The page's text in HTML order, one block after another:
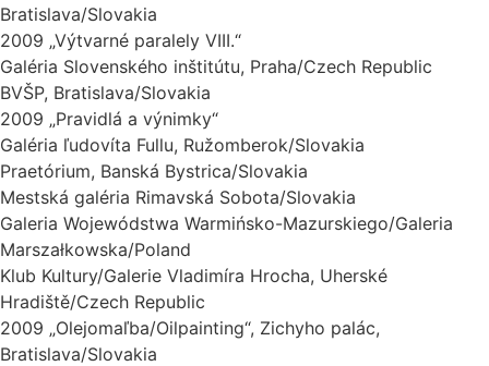
Bratislava/Slovakia
2009 „Výtvarné paralely VIII.“
Galéria Slovenského inštitútu, Praha/Czech Republic
BVŠP, Bratislava/Slovakia
2009 „Pravidlá a výnimky“
Galéria ľudovíta Fullu, Ružomberok/Slovakia
Praetórium, Banská Bystrica/Slovakia
Mestská galéria Rimavská Sobota/Slovakia
Galeria Wojewódstwa Warmińsko-Mazurskiego/Galeria
Marszałkowska/Poland
Klub Kultury/Galerie Vladimíra Hrocha, Uherské
Hradiště/Czech Republic
2009 „Olejomaľba/Oilpainting“, Zichyho palác,
Bratislava/Slovakia